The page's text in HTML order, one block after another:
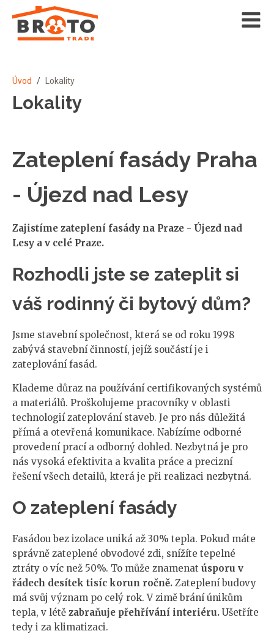
Úvod / Lokality
Lokality
Zateplení fasády Praha
- Újezd nad Lesy
Zajistíme zateplení fasády na Praze - Újezd nad
Lesy a v celé Praze.
Rozhodli jste se zateplit si
váš rodinný či bytový dům?
Jsme stavební společnost, která se od roku 1998
zabývá stavební činností, jejíž součástí je i
zateplování fasád.
Klademe důraz na používání certifikovaných systémů
a materiálů. Proškolujeme pracovníky v oblasti
technologií zateplování staveb. Je pro nás důležitá
přímá a otevřená komunikace. Nabízíme odborné
provedení prací a odborný dohled. Nezbytná je pro
nás vysoká efektivita a kvalita práce a precizní
řešení všech detailů, která je při realizaci nezbytná.
O zateplení fasády
Fasádou bez izolace uniká až 30% tepla. Pokud máte
správně zateplené obvodové zdi, snížíte tepelné
ztráty o víc než 50%. To může znamenat úsporu v
řádech desítek tisíc korun ročně. Zateplení budovy
má svůj význam po celý rok. V zimě brání únikům
tepla, v létě zabraňuje přehřívání interiéru. Ušetříte
tedy i za klimatizaci.